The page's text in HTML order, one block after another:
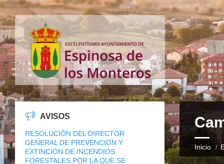
Inicio
AVISOS
RESOLUCIÓN DEL DIRECTOR
GENERAL DE PREVENCIÓN Y
EXTINCIÓN DE INCENDIOS
FORESTALES POR LA QUE SE